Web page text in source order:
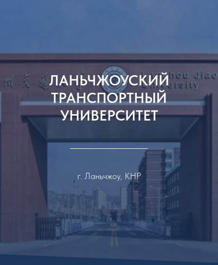
ЛАНЬЧЖОУСКИЙ
ТРАНСПОРТНЫЙ
УНИВЕРСИТЕТ
г. Ланьчжоу, КНР